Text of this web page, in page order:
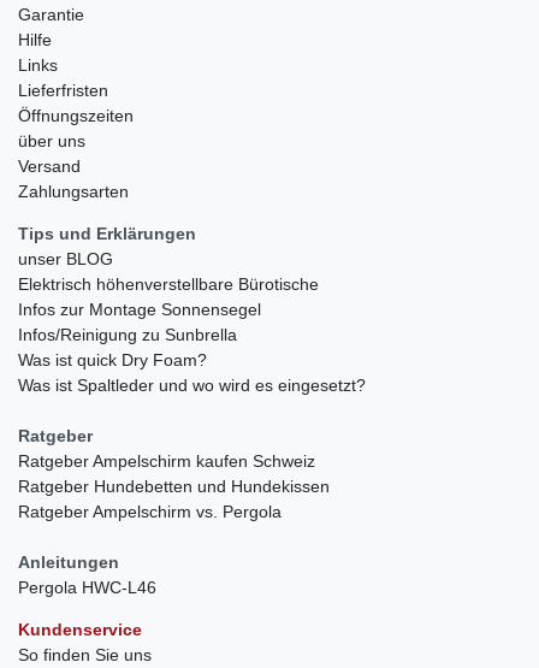
Garantie
Hilfe
Links
Lieferfristen
Öffnungszeiten
über uns
Versand
Zahlungsarten
Tips und Erklärungen
unser BLOG
Elektrisch höhenverstellbare Bürotische
Infos zur Montage Sonnensegel
Infos/Reinigung zu Sunbrella
Was ist quick Dry Foam?
Was ist Spaltleder und wo wird es eingesetzt?
Ratgeber
Ratgeber Ampelschirm kaufen Schweiz
Ratgeber Hundebetten und Hundekissen
Ratgeber Ampelschirm vs. Pergola
Anleitungen
Pergola HWC-L46
Kundenservice
So finden Sie uns